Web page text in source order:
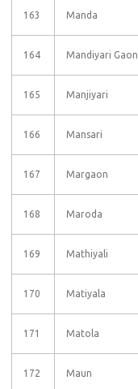
163 Manda
164 Mandiyari Gaon
165 Manjiyari
166 Mansari
167 Margaon
168 Maroda
169 Mathiyali
170 Matiyala
171 Matola
172 Maun